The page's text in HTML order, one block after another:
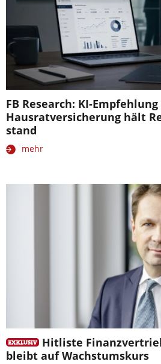
FB Research: KI-
Hausratversicherung hält
stand
mehr
Hitliste
bleibt auf Wachstumskurs